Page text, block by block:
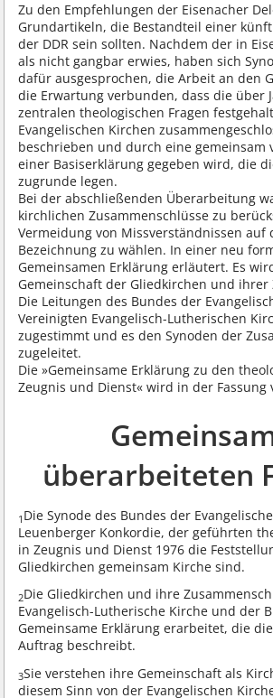
Zu den Empfehlungen der Eisenacher
Grundartikeln, die Bestandteil einer
der DDR sein sollten. Nachdem der in
als nicht gangbar erwies, haben sich
dafür ausgesprochen, die Arbeit an den
die Erwartung verbunden, dass die über
zentralen theologischen Fragen
Evangelischen Kirchen
beschrieben und durch eine gemeinsam
einer Basiserklärung gegeben wird, die
zugrunde legen.
Bei der abschließenden Überarbeitung
kirchlichen Zusammenschlüsse zu
Vermeidung von Missverständnissen
Bezeichnung zu wählen. In einer neu
Gemeinsamen Erklärung erläutert. Es
Gemeinschaft der Gliedkirchen und
Die Leitungen des Bundes der
Vereinigten Evangelisch-Lutherischen
zugestimmt und es den Synoden der
zugeleitet.
Die »Gemeinsame Erklärung zu den
Zeugnis und Dienst« wird in der
überarbeiteten
1 Die Synode des Bundes der
Leuenberger Konkordie, der geführten
in Zeugnis und Dienst 1976 die
Gliedkirchen gemeinsam Kirche sind.
2Die Gliedkirchen und ihre
Evangelisch-Lutherische Kirche und der
Gemeinsame Erklärung erarbeitet, die
Auftrag beschreibt.
3Sie verstehen ihre Gemeinschaft als
diesem Sinn von der Evangelischen